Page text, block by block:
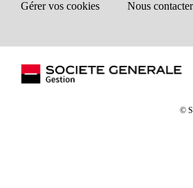
Gérer vos cookies Nous contacter
©